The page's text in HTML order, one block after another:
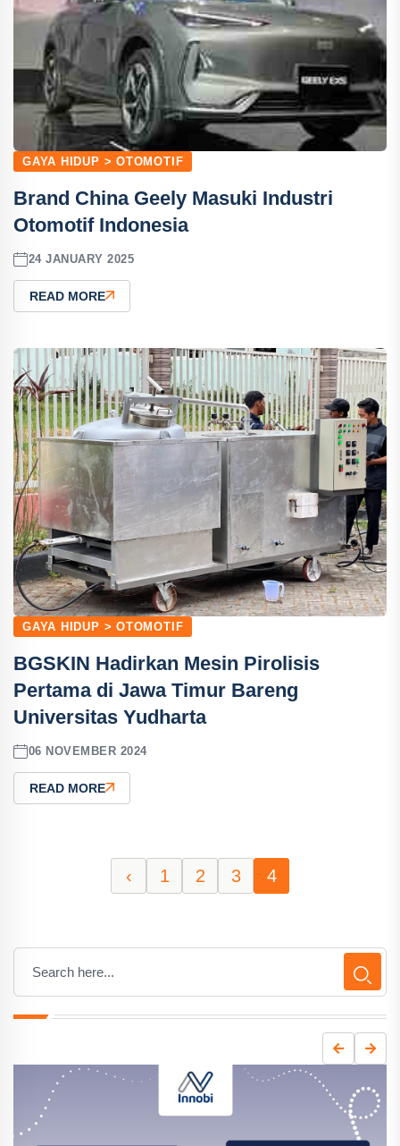
GAYA HIDUP > OTOMOTIF
Brand China Geely Masuki Industri
Otomotif Indonesia
24 JANUARY 2025
READ MORE
GAYA HIDUP > OTOMOTIF
BGSKIN Hadirkan Mesin Pirolisis
Pertama di Jawa Timur Bareng
Universitas Yudharta
06 NOVEMBER 2024
READ MORE
‹ 1 2 3 4